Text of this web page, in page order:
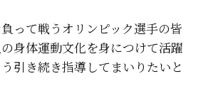
って戦うオリンピック選手の皆
身体運動文化を身につけて活躍
引き続き指導してまいりたいと